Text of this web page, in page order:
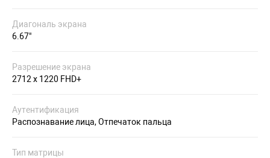
Диагональ экрана
6.67"
Разрешение экрана
2712 x 1220 FHD+
Аутентификация
Распознавание лица, Отпечаток пальца
Тип матрицы